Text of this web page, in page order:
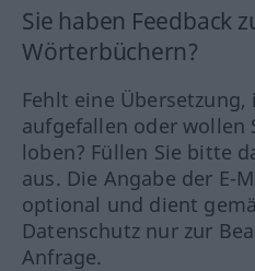
Sie haben Feedback
Wörterbüchern?
Fehlt eine
aufgefallen oder wollen
loben? Füllen Sie bitte
aus. Die Angabe der E-
optional und dient
Datenschutz nur zur
Anfrage.